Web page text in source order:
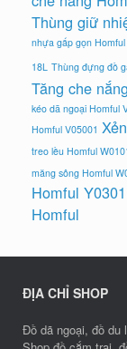
Thùng giữ
nhựa gấp gọn Homful
18L Thùng đựng đồ
Tăng che
kéo dã ngoại Homful
Homful V05001
treo lều Homful
măng sông Homful
Homful
Homful
ĐỊA CHỈ SHOP
Đồ dã ngoại, đồ du